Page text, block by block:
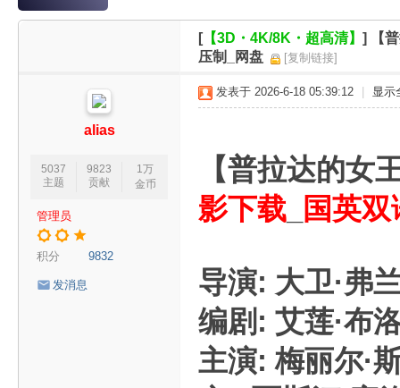
[【3D・4K/8K・超高清】 ]
【
压制_网盘
[复制链接]
alias
5037
主题
9823
贡献
1万
金币
管理员
积分 9832
发消息
发表于 2026-6-18 05:39:12 显示
【普拉达的女
影下载
国英双
导演: 大卫·弗
编剧: 艾莲·布
主演: 梅丽尔·